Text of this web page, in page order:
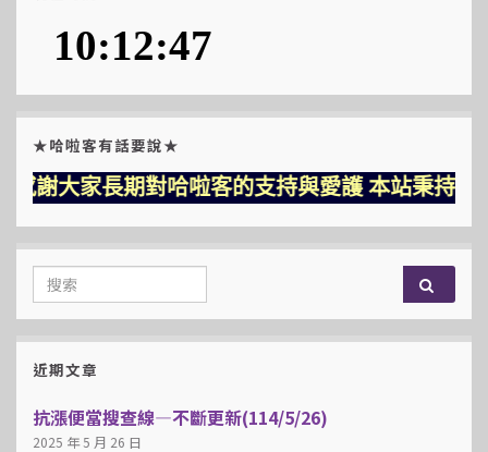
★哈啦客有話要說★
謝大家長期對哈啦客的支持與愛護 本站秉持三
Search for:
近期文章
抗漲便當搜查線—不斷更新(114/5/26)
2025 年 5 月 26 日